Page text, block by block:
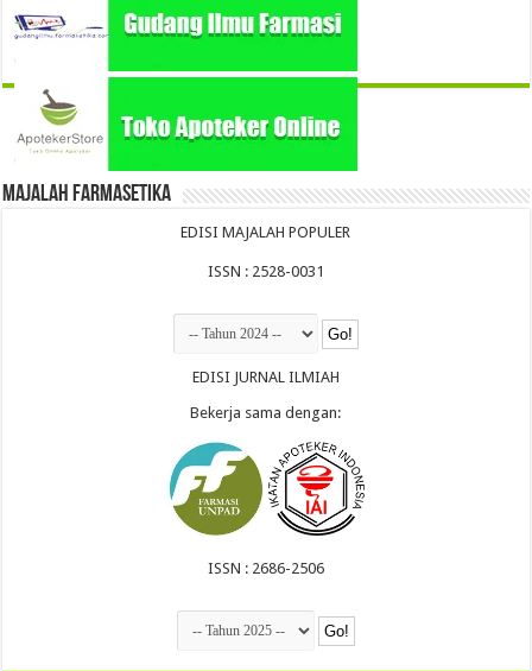
Majalah Farmasetika
EDISI MAJALAH POPULER
ISSN : 2528-0031
EDISI JURNAL ILMIAH
Bekerja sama dengan:
ISSN : 2686-2506